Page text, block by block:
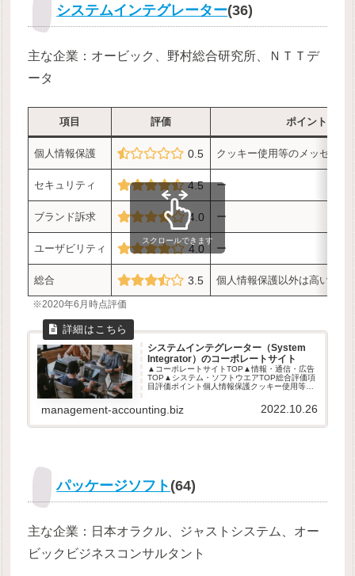
システムインテグレーター(36)
主な企業：オービック、野村総合研究所、ＮＴＴデ
ータ
項目 評価 ポイント
個人情報保護 0.5 クッキー使用等のメッセージ
セキュリティ 4.5 ー
ブランド訴求 4.0 ー
ユーザビリティ 4.0 ー
総合 3.5 個人情報保護以外は高い評価
スクロールできます
※2020年6月時点評価
システムインテグレーター（System
Integrator）のコーポレートサイト
▲コーポレートサイトTOP▲情報・通信・広告
TOP▲システム・ソフトウエアTOP総合評価項
目評価ポイント個人情報保護クッキー使用等の
訴求ーユーザビリティー総合個人情報保護以外
は高い評価※2020年6...
management-accounting.biz 2022.10.26
パッケージソフト (64)
主な企業：日本オラクル、ジャストシステム、オー
ビックビジネスコンサルタント